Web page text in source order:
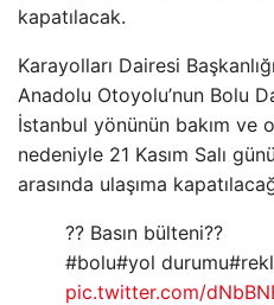
kapatılacak.
Karayolları Dairesi
Anadolu Otoyolu’nun Bolu
İstanbul yönünün bakım ve
nedeniyle 21 Kasım Salı
arasında ulaşıma
?? Basın bülteni??
#bolu#yol
pic.twitter.com/